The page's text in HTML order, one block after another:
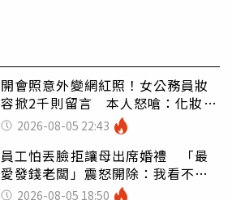
開會照意外變網紅照！女公務員妝
容掀2千則留言 本人怒嗆：化妝有
錯嗎2026-08-05 22:43
員工怕丟臉拒讓母出席婚禮 「最
愛發錢老闆」震怒開除：我看不起
你 2026-08-05 18:50